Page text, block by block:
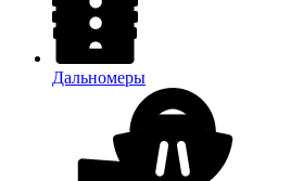
Дальномеры